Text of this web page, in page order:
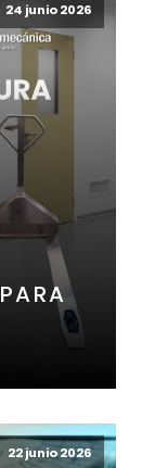
24 junio 2026
22 junio 2026